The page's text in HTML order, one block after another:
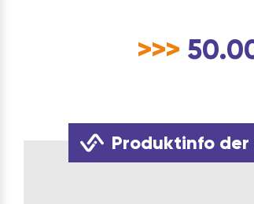
>>>
Produktinfo